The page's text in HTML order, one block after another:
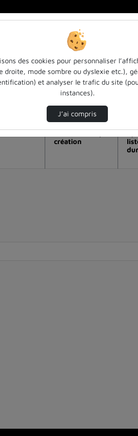
la vidéo Science
la période de visualisation
création
des cookies pour personnaliser
droite, mode sombre ou dyslexie etc.),
et analyser le trafic du site
instances).
J’ai compris